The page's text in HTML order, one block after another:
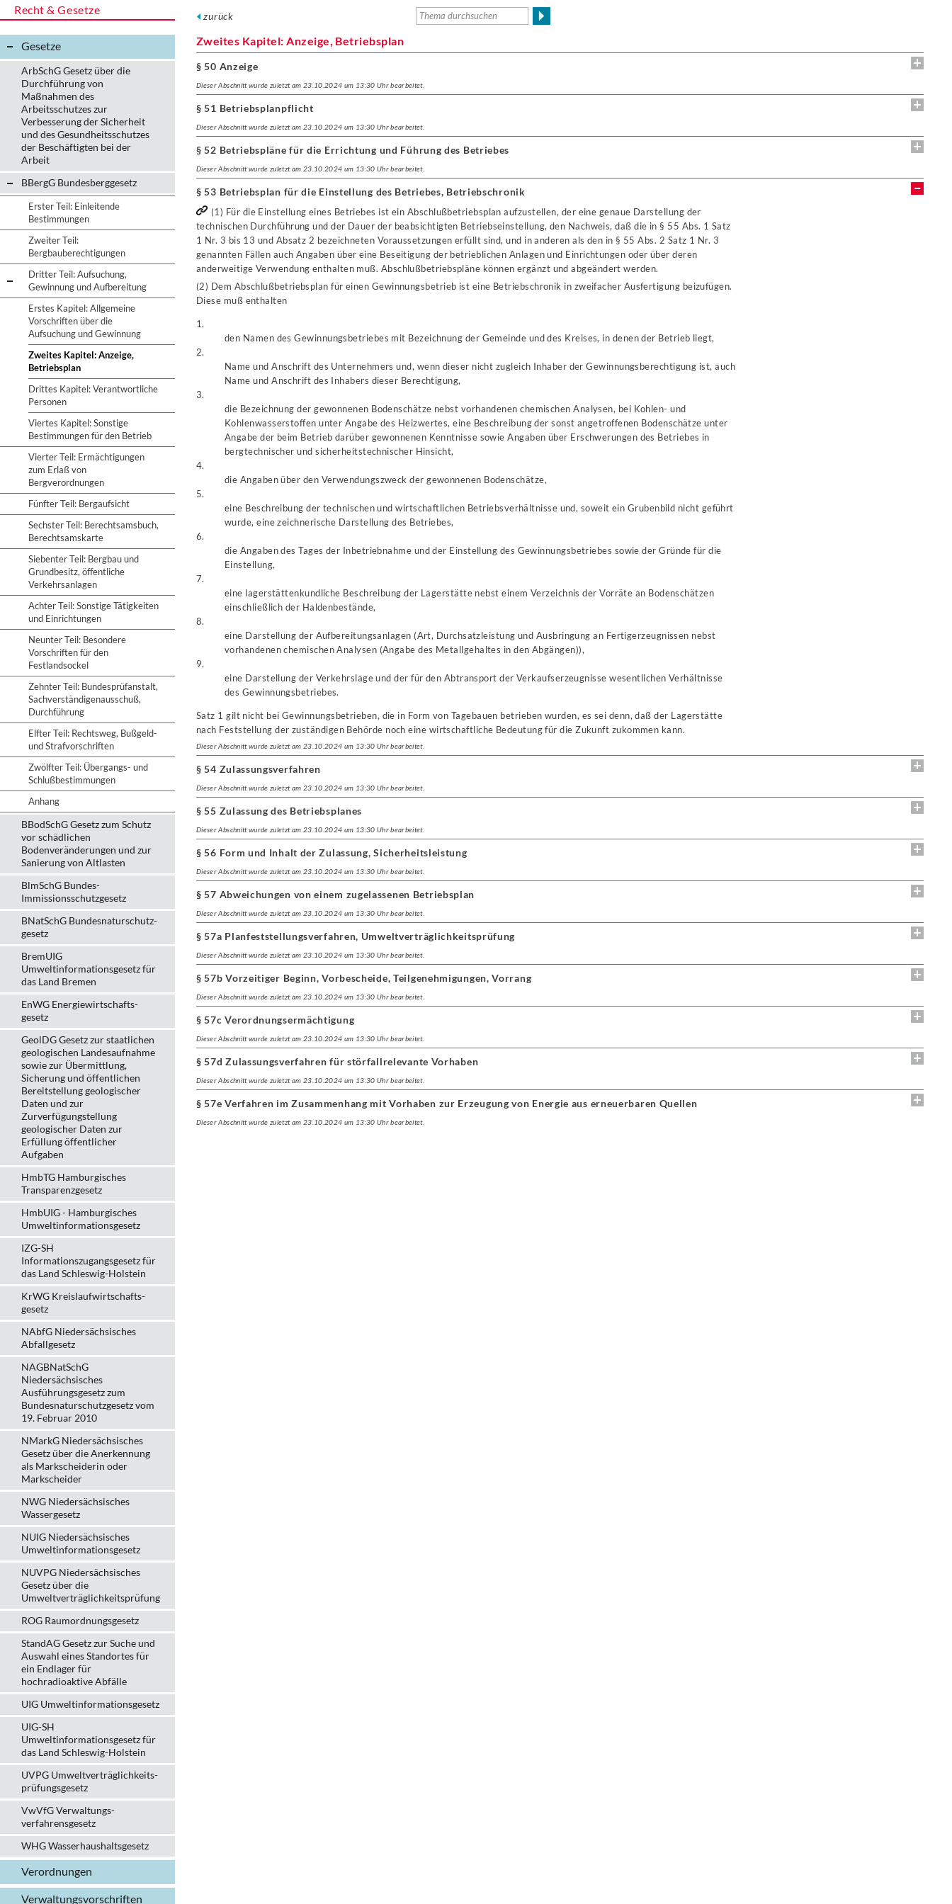
Recht & Gesetze
Gesetze
ArbSchG Gesetz über die
Durchführung von
Maßnahmen des
Arbeitsschutzes zur
Verbesserung der Sicherheit
und des Gesundheitsschutzes
der Beschäftigten bei der
Arbeit
BBergG Bundesberggesetz
Erster Teil: Einleitende
Bestimmungen
Zweiter Teil:
Bergbauberechtigungen
Dritter Teil: Aufsuchung,
Gewinnung und Aufbereitung
Erstes Kapitel: Allgemeine
Vorschriften über die
Aufsuchung und Gewinnung
Zweites Kapitel: Anzeige,
Betriebsplan
Drittes Kapitel: Verantwortliche
Personen
Viertes Kapitel: Sonstige
Bestimmungen für den Betrieb
Vierter Teil: Ermächtigungen
zum Erlaß von
Bergverordnungen
Fünfter Teil: Bergaufsicht
Sechster Teil: Berechtsamsbuch,
Berechtsamskarte
Siebenter Teil: Bergbau und
Grundbesitz, öffentliche
Verkehrsanlagen
Achter Teil: Sonstige Tätigkeiten
und Einrichtungen
Neunter Teil: Besondere
Vorschriften für den
Festlandsockel
Zehnter Teil: Bundesprüfanstalt,
Sachverständigenausschuß,
Durchführung
Elfter Teil: Rechtsweg, Bußgeld-
und Strafvorschriften
Zwölfter Teil: Übergangs- und
Schlußbestimmungen
Anhang
BBodSchG Gesetz zum Schutz
vor schädlichen
Bodenveränderungen und zur
Sanierung von Altlasten
BlmSchG Bundes-
Immissionsschutz­gesetz
BNatSchG Bundesnaturschutz-
gesetz
BremUIG
Umweltinformationsgesetz für
das Land Bremen
EnWG Energiewirtschafts-
gesetz
GeolDG Gesetz zur staatlichen
geologischen Landesaufnahme
sowie zur Übermittlung,
Sicherung und öffentlichen
Bereitstellung geologischer
Daten und zur
Zurverfügungstellung
geologischer Daten zur
Erfüllung öffentlicher
Aufgaben
HmbTG Hamburgisches
Transparenzgesetz
HmbUIG - Hamburgisches
Umweltinformationsgesetz
IZG-SH
Informationszugangsgesetz für
das Land Schleswig-Holstein
KrWG Kreislaufwirtschafts­
gesetz
NAbfG Niedersächsisches
Abfallgesetz
NAGBNatSchG
Niedersächsisches
Ausführungsgesetz zum
Bundesnaturschutzgesetz vom
19. Februar 2010
NMarkG Niedersächsisches
Gesetz über die Anerkennung
als Markscheiderin oder
Markscheider
NWG Niedersächsisches
Wassergesetz
NUIG Niedersächsisches
Umweltinformationsgesetz
NUVPG Niedersächsisches
Gesetz über die
Umweltverträglichkeitsprüfung
ROG Raumordnungsgesetz
StandAG Gesetz zur Suche und
Auswahl eines Standortes für
ein Endlager für
hochradioaktive Abfälle
UIG Umweltinformationsgesetz
UIG-SH
Umweltinformationsgesetz für
das Land Schleswig-Holstein
UVPG Umweltverträglich­keits­
prüfungs­gesetz
VwVfG Verwaltungs­
verfahrens­gesetz
WHG Wasserhaushalts­gesetz
Verordnungen
Verwaltungs­vorschriften
zurück
Zweites Kapitel: Anzeige, Betriebsplan
§ 50 Anzeige
Dieser Abschnitt wurde zuletzt am 23.10.2024 um 13:30 Uhr bearbeitet.
§ 51 Betriebsplanpflicht
Dieser Abschnitt wurde zuletzt am 23.10.2024 um 13:30 Uhr bearbeitet.
§ 52 Betriebspläne für die Errichtung und Führung des Betriebes
Dieser Abschnitt wurde zuletzt am 23.10.2024 um 13:30 Uhr bearbeitet.
§ 53 Betriebsplan für die Einstellung des Betriebes, Betriebschronik
(1) Für die Einstellung eines Betriebes ist ein Abschlußbetriebsplan aufzustellen, der eine genaue Darstellung der
technischen Durchführung und der Dauer der beabsichtigten Betriebseinstellung, den Nachweis, daß die in § 55 Abs. 1 Satz
1 Nr. 3 bis 13 und Absatz 2 bezeichneten Voraussetzungen erfüllt sind, und in anderen als den in § 55 Abs. 2 Satz 1 Nr. 3
genannten Fällen auch Angaben über eine Beseitigung der betrieblichen Anlagen und Einrichtungen oder über deren
anderweitige Verwendung enthalten muß. Abschlußbetriebspläne können ergänzt und abgeändert werden.
(2) Dem Abschlußbetriebsplan für einen Gewinnungsbetrieb ist eine Betriebschronik in zweifacher Ausfertigung beizufügen.
Diese muß enthalten
1.
den Namen des Gewinnungsbetriebes mit Bezeichnung der Gemeinde und des Kreises, in denen der Betrieb liegt,
2.
Name und Anschrift des Unternehmers und, wenn dieser nicht zugleich Inhaber der Gewinnungsberechtigung ist, auch
Name und Anschrift des Inhabers dieser Berechtigung,
3.
die Bezeichnung der gewonnenen Bodenschätze nebst vorhandenen chemischen Analysen, bei Kohlen- und
Kohlenwasserstoffen unter Angabe des Heizwertes, eine Beschreibung der sonst angetroffenen Bodenschätze unter
Angabe der beim Betrieb darüber gewonnenen Kenntnisse sowie Angaben über Erschwerungen des Betriebes in
bergtechnischer und sicherheitstechnischer Hinsicht,
4.
die Angaben über den Verwendungszweck der gewonnenen Bodenschätze,
5.
eine Beschreibung der technischen und wirtschaftlichen Betriebsverhältnisse und, soweit ein Grubenbild nicht geführt
wurde, eine zeichnerische Darstellung des Betriebes,
6.
die Angaben des Tages der Inbetriebnahme und der Einstellung des Gewinnungsbetriebes sowie der Gründe für die
Einstellung,
7.
eine lagerstättenkundliche Beschreibung der Lagerstätte nebst einem Verzeichnis der Vorräte an Bodenschätzen
einschließlich der Haldenbestände,
8.
eine Darstellung der Aufbereitungsanlagen (Art, Durchsatzleistung und Ausbringung an Fertigerzeugnissen nebst
vorhandenen chemischen Analysen (Angabe des Metallgehaltes in den Abgängen)),
9.
eine Darstellung der Verkehrslage und der für den Abtransport der Verkaufserzeugnisse wesentlichen Verhältnisse
des Gewinnungsbetriebes.
Satz 1 gilt nicht bei Gewinnungsbetrieben, die in Form von Tagebauen betrieben wurden, es sei denn, daß der Lagerstätte
nach Feststellung der zuständigen Behörde noch eine wirtschaftliche Bedeutung für die Zukunft zukommen kann.
Dieser Abschnitt wurde zuletzt am 23.10.2024 um 13:30 Uhr bearbeitet.
§ 54 Zulassungsverfahren
Dieser Abschnitt wurde zuletzt am 23.10.2024 um 13:30 Uhr bearbeitet.
§ 55 Zulassung des Betriebsplanes
Dieser Abschnitt wurde zuletzt am 23.10.2024 um 13:30 Uhr bearbeitet.
§ 56 Form und Inhalt der Zulassung, Sicherheitsleistung
Dieser Abschnitt wurde zuletzt am 23.10.2024 um 13:30 Uhr bearbeitet.
§ 57 Abweichungen von einem zugelassenen Betriebsplan
Dieser Abschnitt wurde zuletzt am 23.10.2024 um 13:30 Uhr bearbeitet.
§ 57a Planfeststellungsverfahren, Umweltverträglichkeitsprüfung
Dieser Abschnitt wurde zuletzt am 23.10.2024 um 13:30 Uhr bearbeitet.
§ 57b Vorzeitiger Beginn, Vorbescheide, Teilgenehmigungen, Vorrang
Dieser Abschnitt wurde zuletzt am 23.10.2024 um 13:30 Uhr bearbeitet.
§ 57c Verordnungsermächtigung
Dieser Abschnitt wurde zuletzt am 23.10.2024 um 13:30 Uhr bearbeitet.
§ 57d Zulassungsverfahren für störfallrelevante Vorhaben
Dieser Abschnitt wurde zuletzt am 23.10.2024 um 13:30 Uhr bearbeitet.
§ 57e Verfahren im Zusammenhang mit Vorhaben zur Erzeugung von Energie aus erneuerbaren Quellen
Dieser Abschnitt wurde zuletzt am 23.10.2024 um 13:30 Uhr bearbeitet.